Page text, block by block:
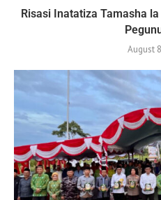
Risasi Inatatiza Tamasha
August